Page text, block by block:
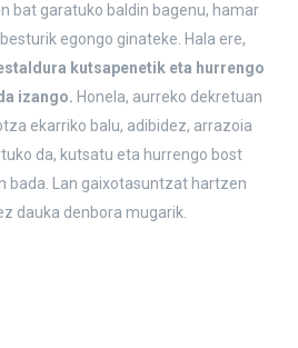
bat garatuko baldin bagenu, hamar
egongo ginateke. Hala ere,
kutsapenetik eta hurrengo
izango. Honela, aurreko dekretuan
ekarriko balu, adibidez, arrazoia
da, kutsatu eta hurrengo bost
bada. Lan gaixotasuntzat hartzen
dauka denbora mugarik.